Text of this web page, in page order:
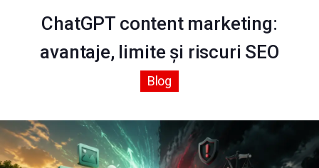
ChatGPT content marketing:
avantaje, limite și riscuri SEO
Blog